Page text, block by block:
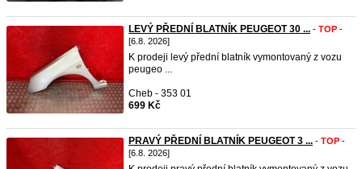
LEVÝ PŘEDNÍ BLATNÍK PEUGEOT 30 ... - TOP -
[6.8. 2026]
K prodeji levý přední blatník vymontovaný z vozu
peugeo ...
Cheb - 353 01
699 Kč
PRAVÝ PŘEDNÍ BLATNÍK PEUGEOT 3 ... - TOP -
[6.8. 2026]